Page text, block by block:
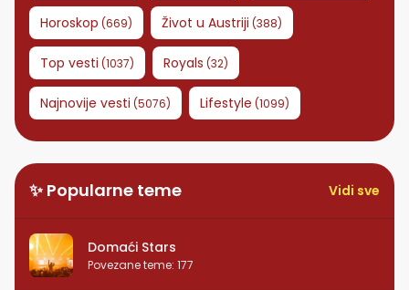
Horoskop (669) Život u Austriji (388)
Top vesti (1037) Royals (32)
Najnovije vesti (5076) Lifestyle (1099)
✨ Popularne teme Vidi sve
Domaći Stars
Povezane teme: 177